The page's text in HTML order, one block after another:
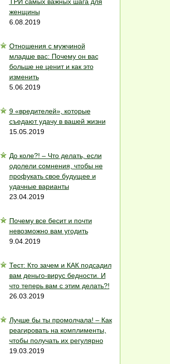
женщины
6.08.2019
Отношения с мужчиной
младше вас: Почему он вас
больше не ценит и как это
изменить
5.06.2019
9 «вредителей», которые
съедают удачу в вашей жизни
15.05.2019
До коле?! – Что делать, если
одолели сомнения, чтобы не
профукать свое будущее и
удачные варианты
23.04.2019
Почему все бесит и почти
невозможно вам угодить
9.04.2019
Тест: Кто зачем и КАК подсадил
вам деньго-вирус бедности. И
что теперь вам с этим делать?!
26.03.2019
Лучше бы ты промолчала! – Как
реагировать на комплименты,
чтобы получать их регулярно
19.03.2019